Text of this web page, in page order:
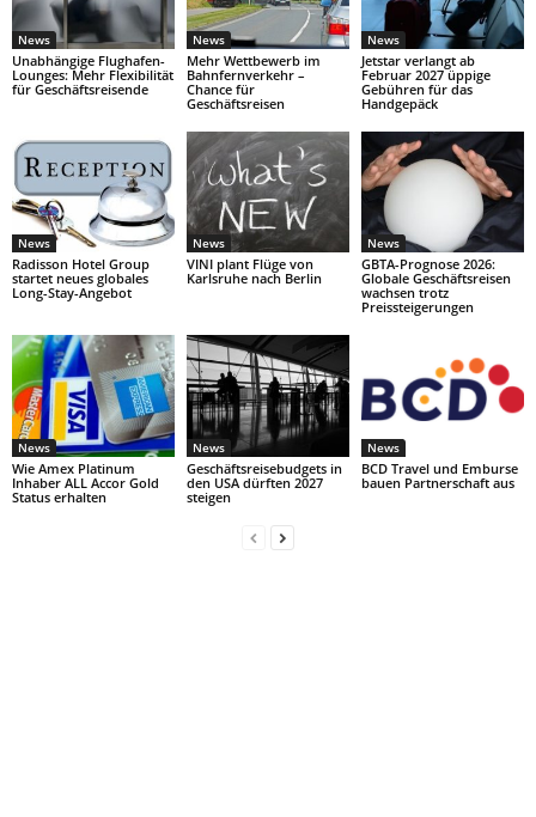
News
Unabhängige Flughafen-
Lounges: Mehr Flexibilität
für Geschäftsreisende
News
Mehr Wettbewerb im
Bahnfernverkehr –
Chance für
Geschäftsreisen
News
Jetstar verlangt ab
Februar 2027 üppige
Gebühren für das
Handgepäck
News
Radisson Hotel Group
startet neues globales
Long-Stay-Angebot
News
VINI plant Flüge von
Karlsruhe nach Berlin
News
GBTA-Prognose 2026:
Globale Geschäftsreisen
wachsen trotz
Preissteigerungen
News
Wie Amex Platinum
Inhaber ALL Accor Gold
Status erhalten
News
Geschäftsreisebudgets in
den USA dürften 2027
steigen
News
BCD Travel und Emburse
bauen Partnerschaft aus